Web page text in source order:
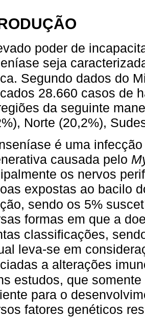
poder de
seja
Segundo dados do
28.660 casos de
da seguinte
Norte (20,2%),
é uma
causada pelo
os nervos
expostas ao bacilo
sendo os 5%
formas em que a
classificações,
leva-se em
a alterações
estudos, que
para o
fatores genéticos